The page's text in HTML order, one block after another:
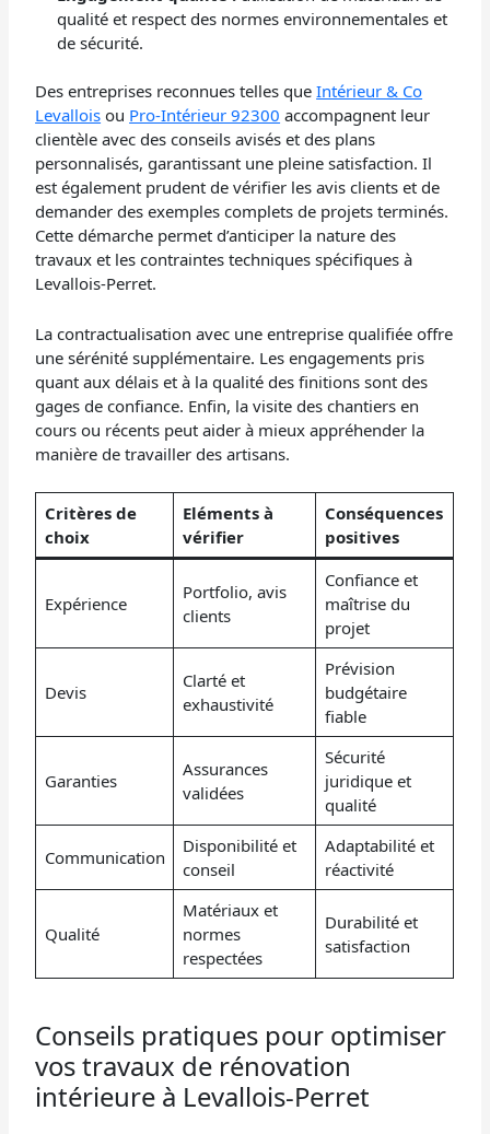
qualité et respect des normes environnementales et
de sécurité.
Des entreprises reconnues telles queIntérieur & Co
Levallois ou Pro-Intérieur 92300 accompagnent leur
clientèle avec des conseils avisés et des plans
personnalisés, garantissant une pleine satisfaction. Il
est également prudent de vérifier les avis clients et de
demander des exemples complets de projets terminés.
Cette démarche permet d’anticiper la nature des
travaux et les contraintes techniques spécifiques à
Levallois-Perret.
La contractualisation avec une entreprise qualifiée offre
une sérénité supplémentaire. Les engagements pris
quant aux délais et à la qualité des finitions sont des
gages de confiance. Enfin, la visite des chantiers en
cours ou récents peut aider à mieux appréhender la
manière de travailler des artisans.
Critères de
choix
Eléments à
vérifier
Conséquences
positives
Expérience
Portfolio, avis
clients
Confiance et
maîtrise du
projet
Devis
Clarté et
exhaustivité
Prévision
budgétaire
fiable
Garanties
Assurances
validées
Sécurité
juridique et
qualité
Communication
Disponibilité et
conseil
Adaptabilité et
réactivité
Qualité
Matériaux et
normes
respectées
Durabilité et
satisfaction
Conseils pratiques pour optimiser
vos travaux de rénovation
intérieure à Levallois-Perret